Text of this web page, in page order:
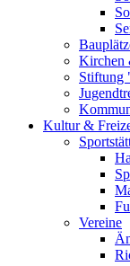
Kirchen
Stiftung
Kultur &
Vereine